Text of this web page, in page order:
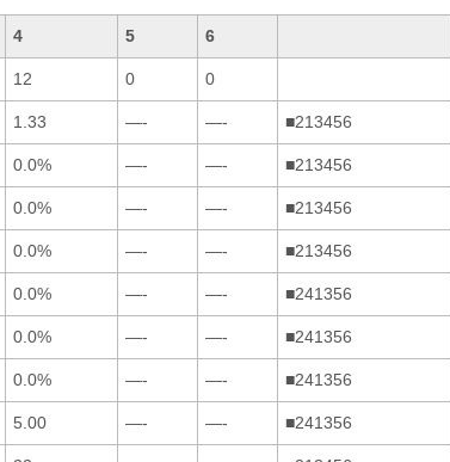
4 5 6
12 0 0
1.33 —- —- ■213456
0.0% —- —- ■213456
0.0% —- —- ■213456
0.0% —- —- ■213456
0.0% —- —- ■241356
0.0% —- —- ■241356
0.0% —- —- ■241356
5.00 —- —- ■241356